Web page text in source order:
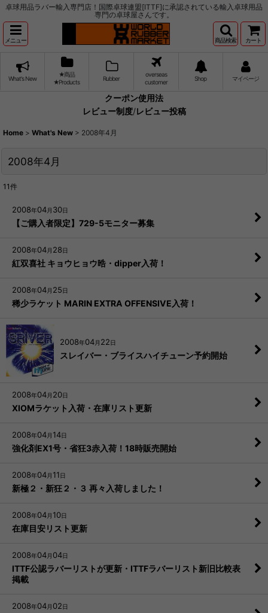
卓球用品ラバー輸入専門店！国際卓球連盟[ITTF]に承認されている輸入卓球用品
専門の卓球屋さんです。
メニュー 商品検索 カート
What's New
★商品
★Products
Rubber
overseas
customer
Shop マイページ
クーポン使用法
レビュー制度/レビュー投稿
Home > What's New > 2008年4月
2008年4月
11件
2008年04月 30日
【ご購入者限定】729-5モニター募集
2008年04月 28日
紅双喜社 キョウヒョウ晧・dipper入荷！
2008年04月 25日
稀少ラケット MARIN EXTRA OFFENSIVE入荷！
2008年04月 22 日
スレイバー・ブライスハイチューン予約開始
2008年04月 20日
XIOMラケット入荷・在庫リスト更新
2008年04月 14日
強化剤EX1号・省狂3赤入荷！18時販売開始
2008年04月 11日
新極２・新狂２・３ 再々入荷しました！
2008年04月 10日
在庫目安リスト更新
2008年04月 04日
ITTF公認ラバーリストが更新・ITTFラバーリスト新旧比較表
掲載
2008年04月 02日